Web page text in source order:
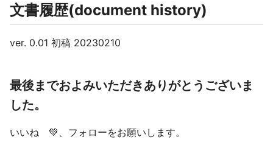
文書履歴(document history)
ver. 0.01 初稿 20230210
最後までおよみいただきありがとうございま
した。
いいね 💚、フォローをお願いします。